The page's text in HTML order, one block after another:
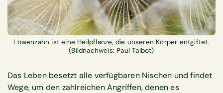
Löwenzahn ist eine Heilpflanze, die unseren Körper entgiftet.
(Bildnachweis: Paul Talbot)
Das Leben besetzt alle verfügbaren Nischen und findet
Wege, um den zahlreichen Angriffen, denen es